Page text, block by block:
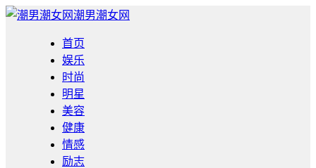
潮男潮女网
首页
娱乐
时尚
明星
美容
健康
情感
励志